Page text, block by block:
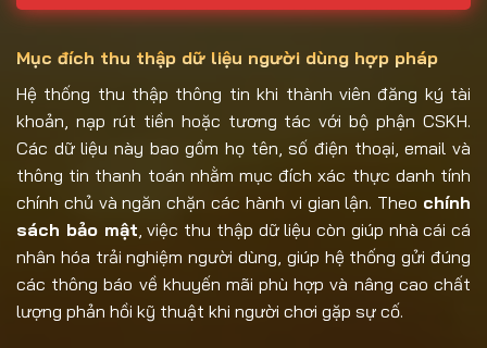
Mục đích thu thập dữ liệu người dùng hợp pháp
Hệ thống thu thập thông tin khi thành viên đăng ký tài
khoản, nạp rút tiền hoặc tương tác với bộ phận CSKH.
Các dữ liệu này bao gồm họ tên, số điện thoại, email và
thông tin thanh toán nhằm mục đích xác thực danh tính
chính chủ và ngăn chặn các hành vi gian lận. Theo chính
sách bảo mật, việc thu thập dữ liệu còn giúp nhà cái cá
nhân hóa trải nghiệm người dùng, giúp hệ thống gửi đúng
các thông báo về khuyến mãi phù hợp và nâng cao chất
lượng phản hồi kỹ thuật khi người chơi gặp sự cố.